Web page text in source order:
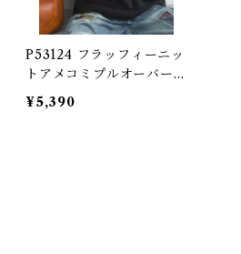
P53124 フラッフィーニッ
トアメコミプルオーバー /
Fluffy Knit American C
omic Pullover
¥5,390